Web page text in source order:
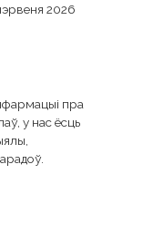
2026
пра
у нас ёсць